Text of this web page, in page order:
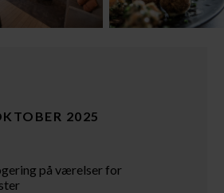
2025
på værelser for